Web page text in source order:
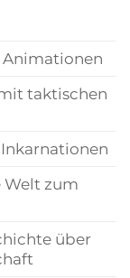
taktischen
Welt zum
über